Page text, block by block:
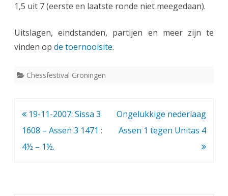
n
k
f
e
1,5 uit 7 (eerste en laatste ronde niet meegedaan).
Uitslagen, eindstanden, partijen en meer zijn te
vinden op de toernooisite.
Chessfestival Groningen
Bericht
navigatie
19-11-2007: Sissa 3
1608 – Assen 3 1471 :
4½ – 1½.
Ongelukkige nederlaag
Assen 1 tegen Unitas 4